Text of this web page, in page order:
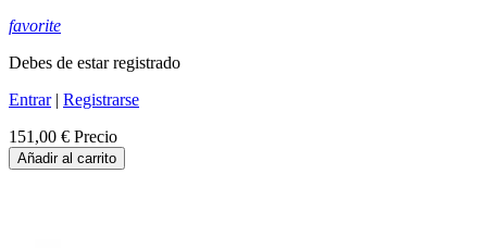
favorite
Debes de estar registrado
Entrar| Registrarse
151,00 € Precio
Añadir al carrito